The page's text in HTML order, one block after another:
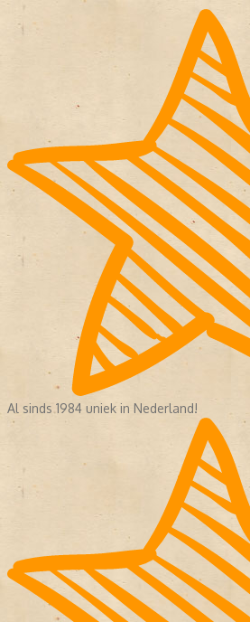
Al sinds 1984 uniek in Nederland!